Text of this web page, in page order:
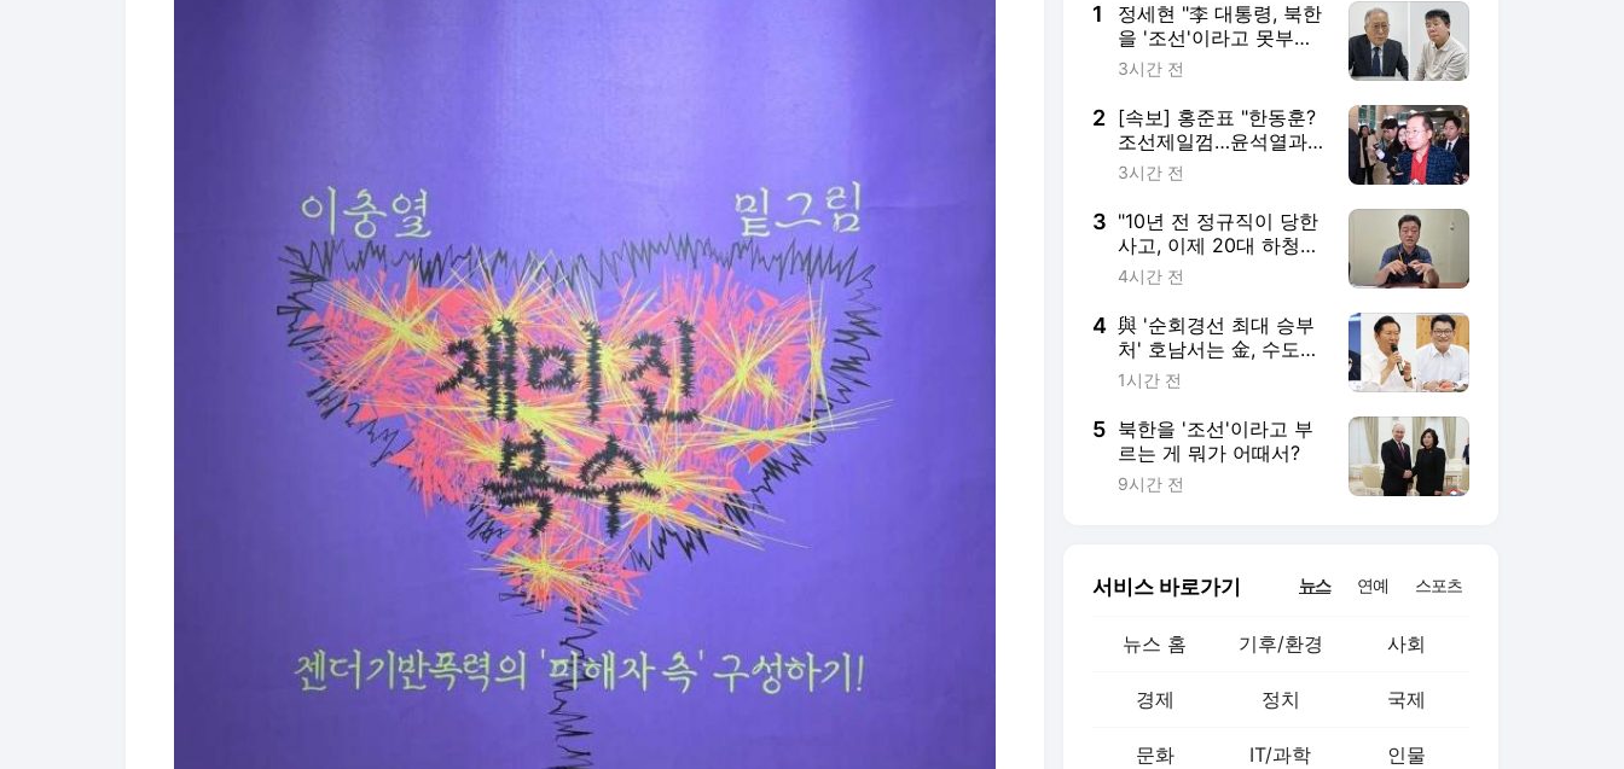
1
정세현 "李 대통령, 북한
을 '조선'이라고 못부르
면서 평화공존? 간판 내
3시간 전
2 [속보] 홍준표 "한동훈?
조선제일껌…윤석열과
함께 검찰 문닫게 한 원
3시간 전
3 "10년 전 정규직이 당한
사고, 이제 20대 하청
이"…만도 산재사망과
4시간 전
4 與 '순회경선 최대 승부
처' 호남서는 金, 수도권
서는 鄭 각각 우세
1시간 전
5 북한을 '조선'이라고 부
르는 게 뭐가 어때서?
9시간 전
서비스 바로가기 뉴스 연예 스포츠
뉴스 홈 기후/환경 사회
경제 정치 국제
문화 IT/과학 인물